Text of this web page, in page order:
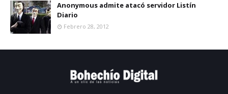
Anonymous admite atacó servidor Listín
Diario
Febrero 28, 2012